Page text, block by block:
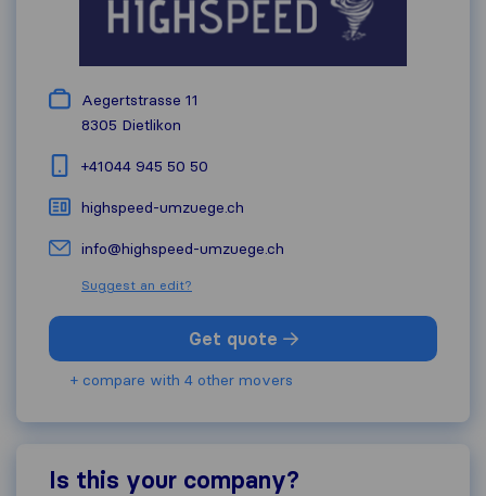
Aegertstrasse 11
8305 Dietlikon
+41044 945 50 50
highspeed-umzuege.ch
info@highspeed-umzuege.ch
Suggest an edit?
Get quote
+ compare with 4 other movers
Is this your company?